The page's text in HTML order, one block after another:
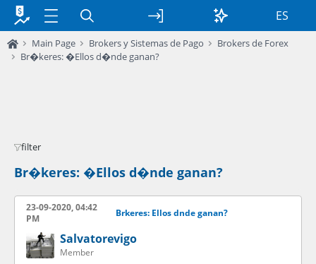
ES
Main Page Brokers y Sistemas de Pago
Brokers de Forex
Br�keres: �Ellos d�nde ganan?
filter
Br�keres: �Ellos d�nde ganan?
23-09-2020, 04:42
PM
Brkeres: Ellos dnde ganan?
Salvatorevigo
Member